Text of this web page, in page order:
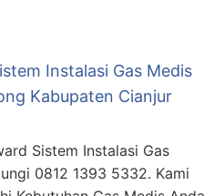
Instalasi Gas Medis
Kabupaten Cianjur
Sistem Instalasi Gas
0812 1393 5332. Kami